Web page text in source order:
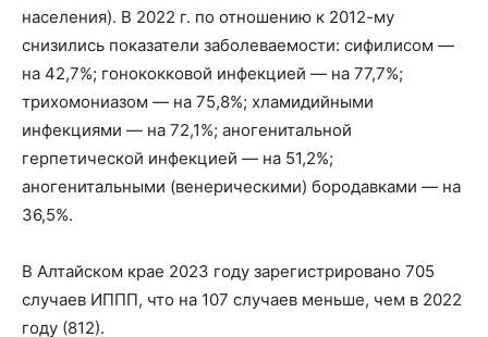
населения). В 2022 г. по отношению к 2012-му
снизились показатели заболеваемости: сифилисом —
на 42,7%; гонококковой инфекцией — на 77,7%;
трихомониазом — на 75,8%; хламидийными
инфекциями — на 72,1%; аногенитальной
герпетической инфекцией — на 51,2%;
аногенитальными (венерическими) бородавками — на
36,5%.
В Алтайском крае 2023 году зарегистрировано 705
случаев ИППП, что на 107 случаев меньше, чем в 2022
году (812).